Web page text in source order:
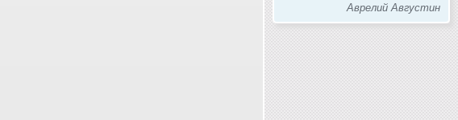
Аврелий Августин